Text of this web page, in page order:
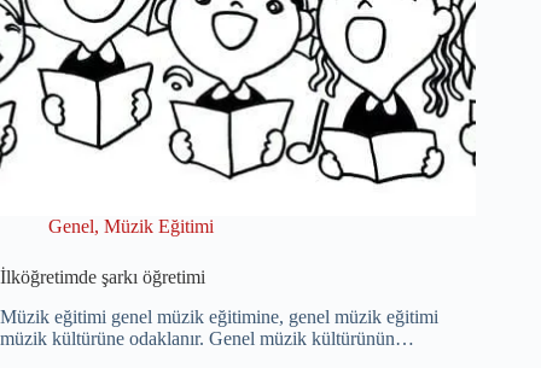
Genel, Müzik Eğitimi
İlköğretimde şarkı öğretimi
Müzik eğitimi genel müzik eğitimine, genel müzik eğitimi
müzik kültürüne odaklanır. Genel müzik kültürünün…